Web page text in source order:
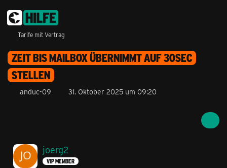
Tarife mit Vertrag
ZEIT BIS MAILBOX ÜBERNIMMT AUF 30SEC
STELLEN
anduc-09 31. Oktober 2025 um 09:20
joerg2
VIP MEMBER